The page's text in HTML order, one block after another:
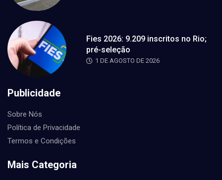
Fies 2026: 9.209 inscritos no Rio;
pré-seleção
1 DE AGOSTO DE 2026
Publicidade
Sobre Nós
Política de Privacidade
Termos e Condições
Mais Categoria